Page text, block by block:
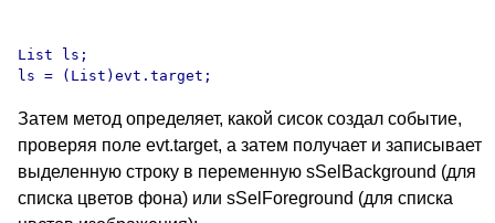
List ls;
Затем метод определяет, какой сисок создал событие,
проверяя поле evt.target, а затем получает и записывает
выделенную строку в переменную sSelBackground (для
списка цветов фона) или sSelForeground (для списка